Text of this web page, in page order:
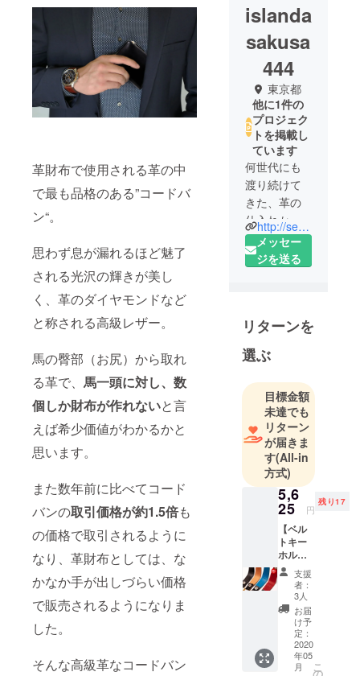
革財布で使用される革の中
で最も品格のある”コードバ
ン“。
思わず息が漏れるほど魅了
される光沢の輝きが美し
く、革のダイヤモンドなど
と称される高級レザー。
馬の臀部（お尻）から取れ
る革で、 馬一頭に対し、数
個しか財布が作れないと言
えば希少価値がわかるかと
思います。
また数年前に比べてコード
バンの取引価格が約1.5倍も
の価格で取引されるように
なり、革財布としては、な
かなか手が出しづらい価格
で販売されるようになりま
した。
そんな高級革なコードバン
islanda
sakusa
444
東京都
他に1件の
プロジェク
トを掲載し
ています
何世代にも
渡り続けて
きた、革の
仕入れから
加工まで
行っていた
の知識と経
験を生かし
製造会社の
浅草革物社
を設立。
長年に渡り
研究を重
ね、独自の
コーティン
グ技術に
よって生み
出された"シ
ン・コード
バン"を開
発。
ALL Leather
にこだわっ
た独自ブラ
ド"IMADIAN"
http://senkakusha.tokyo
メッセー
ジを送る
リターンを
選ぶ
目標金額
未達でも
リターン
が届きま
す(All-in
方式)
5,6
25 円
残り17
【ベル
トキー
ホル
ダー 20
名様限
25%OF
F】 ・
販売予
定価格
7,500円
（税
支援
者：
3人
お届
け予
定：
2020
年05
月
こ
の